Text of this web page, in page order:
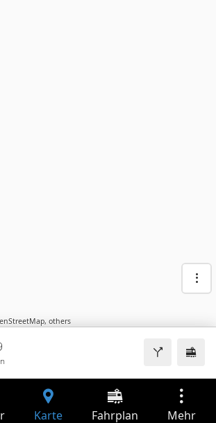
, others
Karte Fahrplan Mehr